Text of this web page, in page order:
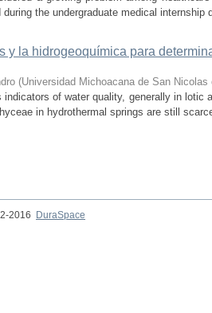
the undergraduate medical
y la hidrogeoquímica para
(Universidad Michoacana de San Nicolas
indicators of water quality, generally in
in hydrothermal springs are still
2016
DuraSpace